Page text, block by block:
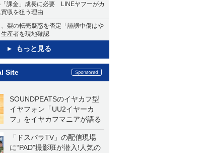
課金」成長に必要 LINEヤフーがカ
収を狙う理由
、梨の転売疑惑を否定「誹謗中傷はや
産者を現地確認
もっと見る
Site
SOUNDPEATSのイヤカフ型
イヤフォン「UU2イヤーカ
フ」をイヤカフマニアが語る
「ドスパラTV」の配信現場
に“PAD”撮影班が潜入!人気の